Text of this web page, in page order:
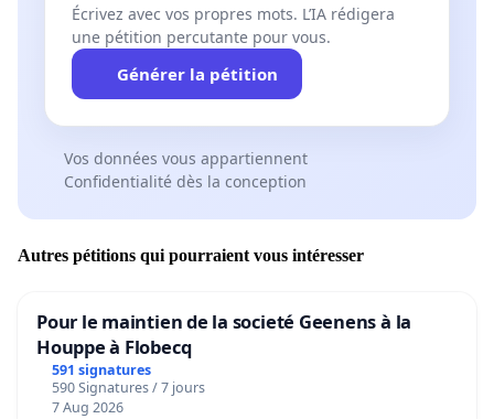
Écrivez avec vos propres mots. L’IA rédigera
une pétition percutante pour vous.
Générer la pétition
Vos données vous appartiennent
Confidentialité dès la conception
Autres pétitions qui pourraient vous intéresser
Pour le maintien de la societé Geenens à la
Houppe à Flobecq
591 signatures
590 Signatures / 7 jours
7 Aug 2026